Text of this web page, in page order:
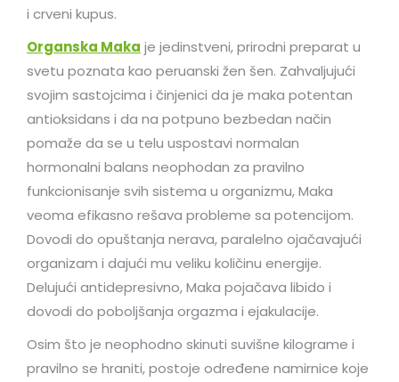
i crveni kupus.
Organska Maka je jedinstveni, prirodni preparat u
svetu poznata kao peruanski žen šen. Zahvaljujući
svojim sastojcima i činjenici da je maka potentan
antioksidans i da na potpuno bezbedan način
pomaže da se u telu uspostavi normalan
hormonalni balans neophodan za pravilno
funkcionisanje svih sistema u organizmu, Maka
veoma efikasno rešava probleme sa potencijom.
Dovodi do opuštanja nerava, paralelno ojačavajući
organizam i dajući mu veliku količinu energije.
Delujući antidepresivno, Maka pojačava libido i
dovodi do poboljšanja orgazma i ejakulacije.
Osim što je neophodno skinuti suvišne kilograme i
pravilno se hraniti, postoje određene namirnice koje